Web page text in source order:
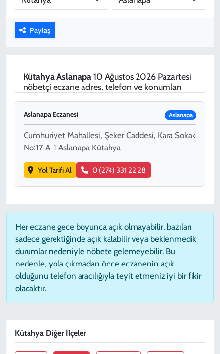
Paylaş
KütahyaAslanapa10 Ağustos 2026 Pazartesi
nöbetçi eczane adres, telefon ve konumları
Aslanapa Eczanesi Aslanapa
Cumhuriyet Mahallesi, Şeker Caddesi, Kara Sokak
No:17 A-1 Aslanapa Kütahya
Yol Tarifi Al 0 (274) 331 22 28
Her eczane gece boyunca açık olmayabilir, bazıları
sadece gerektiğinde açık kalabilir veya beklenmedik
durumlar nedeniyle nöbete gelemeyebilir. Bu
nedenle, yola çıkmadan önce eczanenin açık
olduğunu telefon aracılığıyla teyit etmeniz iyi bir fikir
olacaktır.
Kütahya Diğer İlçeler